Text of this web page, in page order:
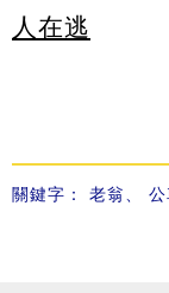
人在逃
關鍵字： 老翁